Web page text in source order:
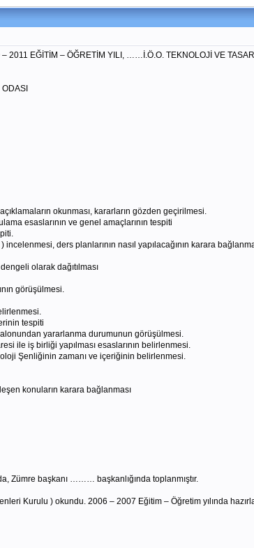
TEKNOLOJİ VE TASARIM
okunması, kararların gözden geçirilmesi.
esaslarının ve genel amaçlarının tespiti
ders planlarının nasıl yapılacağının karara
olarak dağıtılması
görüşülmesi.
tespiti
yararlanma durumunun görüşülmesi.
ile iş birliği yapılması esaslarının belirlenmesi.
Şenliğinin zamanı ve içeriğinin belirlenmesi.
konuların karara bağlanması
Zümre başkanı ……… başkanlığında toplanmıştır.
Kurulu ) okundu. 2006 – 2007 Eğitim – Öğretim yılında